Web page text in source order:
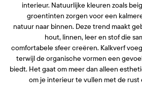
interieur. Natuurlijke kleuren zoals
groentinten zorgen voor een
natuur naar binnen. Deze trend maakt
hout, linnen, leer en stof die
comfortabele sfeer creëren. Kalkverf
terwijl de organische vormen een
biedt. Het gaat om meer dan alleen
om je interieur te vullen met de rust